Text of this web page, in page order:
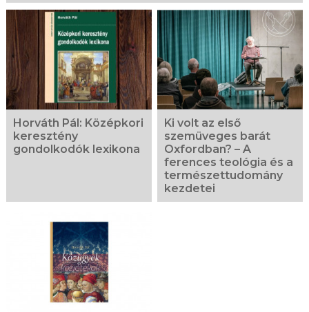
Kapcsolódó
fotógaléria
Horváth Pál: Középkori
keresztény
gondolkodók lexikona
Ki volt az első
szemüveges barát
Oxfordban? – A
ferences teológia és a
természettudomány
kezdetei